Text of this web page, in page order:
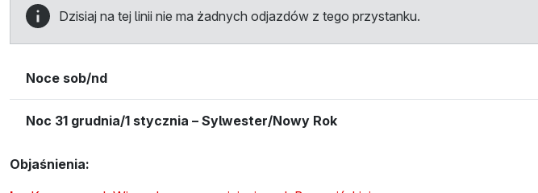
Dzisiaj na tej linii nie ma żadnych odjazdów z tego przystanku.
Noce sob/nd
Noc 31 grudnia/1 stycznia – Sylwester/Nowy Rok
Objaśnienia: